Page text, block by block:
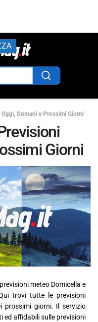
Domani e Prossimi Giorni
Giorni
meteo Domicella e
trovi tutte le previsioni
prossimi giorni. Il servizio
affidabili sulle previsioni